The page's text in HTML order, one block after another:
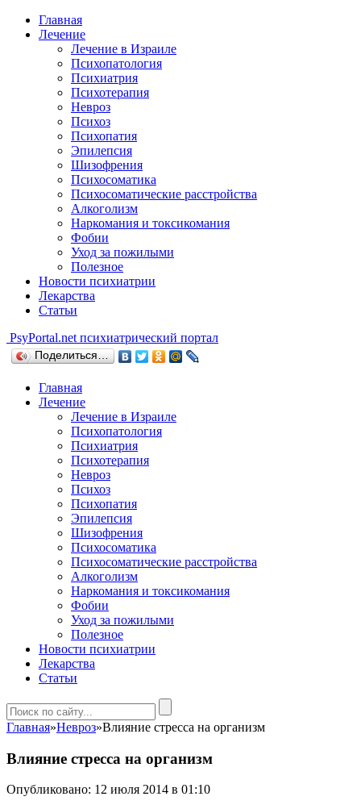
Главная
Лечение
Лечение в Израиле
Психопатология
Психиатрия
Психотерапия
Невроз
Психоз
Психопатия
Эпилепсия
Шизофрения
Психосоматика
Психосоматические расстройства
Алкоголизм
Наркомания и токсикомания
Фобии
Уход за пожилыми
Полезное
Новости психиатрии
Лекарства
Статьи
PsyPortal.net психиатрический портал
Поделиться…
Главная
Лечение
Лечение в Израиле
Психопатология
Психиатрия
Психотерапия
Невроз
Психоз
Психопатия
Эпилепсия
Шизофрения
Психосоматика
Психосоматические расстройства
Алкоголизм
Наркомания и токсикомания
Фобии
Уход за пожилыми
Полезное
Новости психиатрии
Лекарства
Статьи
Главная»Невроз»Влияние стресса на организм
Влияние стресса на организм
Опубликовано: 12 июля 2014 в 01:10